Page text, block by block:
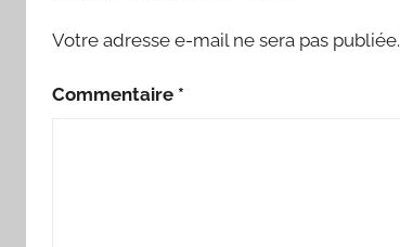
Votre adresse e-mail ne sera pas publiée.
Commentaire *